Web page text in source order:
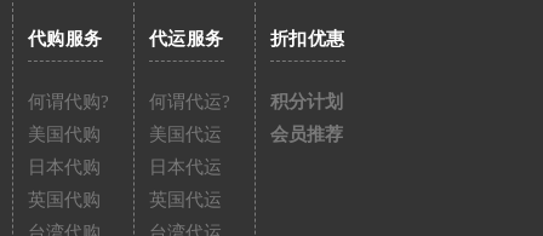
代购服务
何谓代购?
美国代购
日本代购
英国代购
代运服务
何谓代运?
美国代运
日本代运
英国代运
折扣优惠
积分计划
会员推荐